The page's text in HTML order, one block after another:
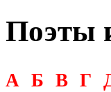
Поэты
А Б В Г